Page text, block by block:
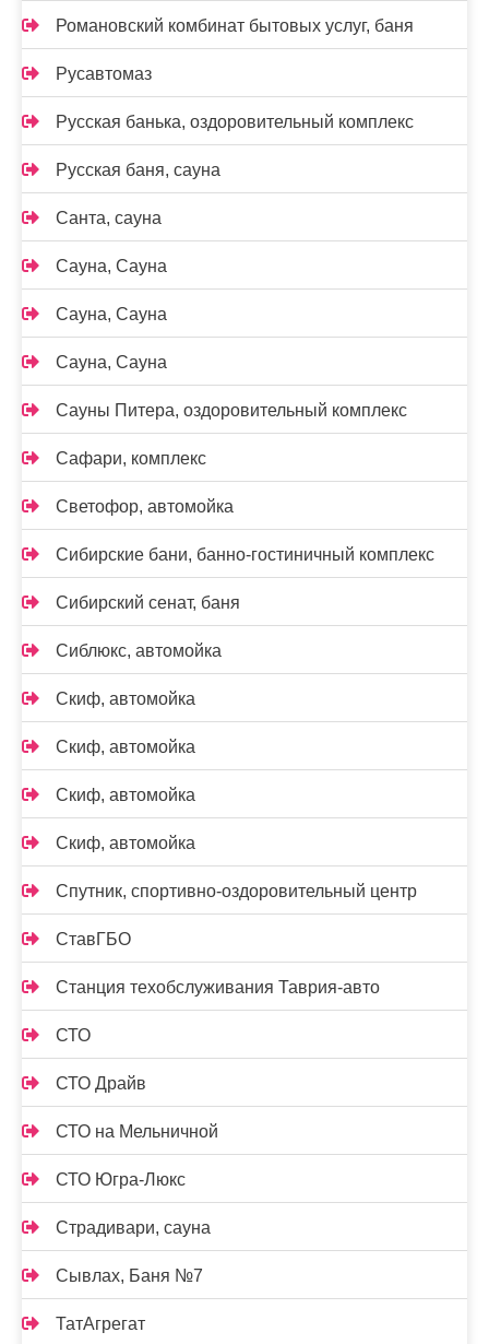
Романовский комбинат бытовых услуг, баня
Русавтомаз
Русская банька, оздоровительный комплекс
Русская баня, сауна
Санта, сауна
Сауна, Сауна
Сауна, Сауна
Сауна, Сауна
Сауны Питера, оздоровительный комплекс
Сафари, комплекс
Светофор, автомойка
Сибирские бани, банно-гостиничный комплекс
Сибирский сенат, баня
Сиблюкс, автомойка
Скиф, автомойка
Скиф, автомойка
Скиф, автомойка
Скиф, автомойка
Спутник, спортивно-оздоровительный центр
СтавГБО
Станция техобслуживания Таврия-авто
СТО
СТО Драйв
СТО на Мельничной
СТО Югра-Люкс
Страдивари, сауна
Сывлах, Баня №7
ТатАгрегат